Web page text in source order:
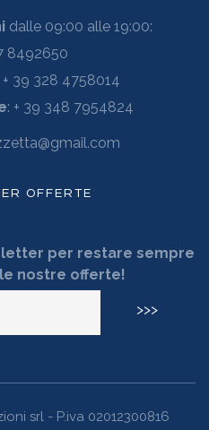
dalle 09:00 alle 19:00:
8492650
+ 39 328 4758014
: + 39 348 7954824
OFFERTE
per restare sempre
nostre offerte!
srl - P.iva 02012300816